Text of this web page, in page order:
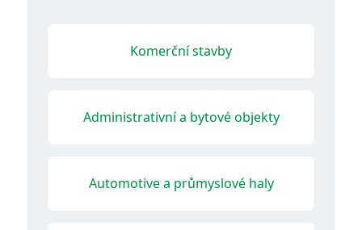
Komerční stavby
Administrativní a bytové objekty
Automotive a průmyslové haly